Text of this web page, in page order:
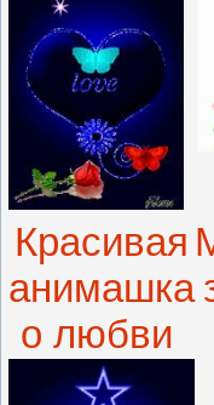
Красивая
анимашка
о любви